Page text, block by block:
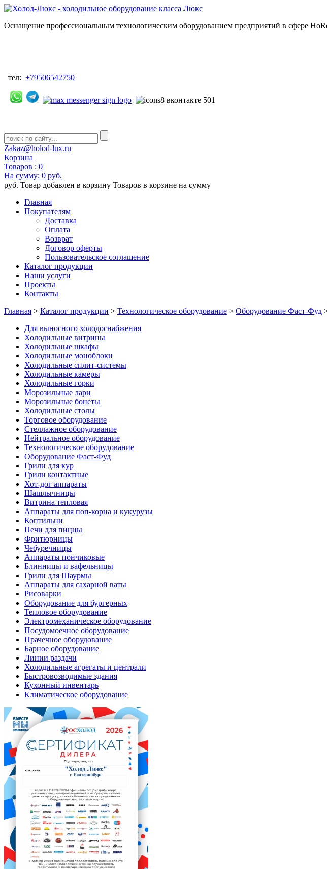
Оснащение профессиональным технологическим оборудованием предприятий в сфере
тел: +79506542750
Zakaz@holod-lux.ru
Корзина
Товаров : 0
На сумму: 0 руб.
руб. Товар добавлен в корзину Товаров в корзине на сумму
Главная
Покупателям
Доставка
Оплата
Возврат
Договор оферты
Пользовательское соглашение
Каталог продукции
Наши услуги
Проекты
Контакты
Главная > Каталог продукции > Технологическое оборудование > Оборудование Фаст-Фуд
Для выносного холодоснабжения
Холодильные витрины
Холодильные шкафы
Холодильные моноблоки
Холодильные сплит-системы
Холодильные камеры
Холодильные горки
Морозильные лари
Морозильные бонеты
Холодильные столы
Торговое оборудование
Стеллажное оборудование
Нейтральное оборудование
Технологическое оборудование
Оборудование Фаст-Фуд
Грили для кур
Грили контактные
Хот-дог аппараты
Шашлычницы
Витрина тепловая
Аппараты для поп-корна и кукурузы
Коптильни
Печи для пиццы
Фритюрницы
Чебуречницы
Аппараты пончиковые
Блинницы и вафельницы
Грили для Шаурмы
Аппараты для сахарной ваты
Рисоварки
Оборудование для бургерных
Тепловое оборудование
Электромеханическое оборудование
Посудомоечное оборудование
Прачечное оборудование
Барное оборудование
Линии раздачи
Холодильные агрегаты и централи
Быстровозводимые здания
Кухонный инвентарь
Климатическое оборудование